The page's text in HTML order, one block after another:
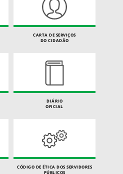
CARTA DE SERVIÇOS
DO CIDADÃO
DIÁRIO
OFICIAL
CÓDIGO DE ÉTICA DOS SERVIDORES
PÚBLICOS